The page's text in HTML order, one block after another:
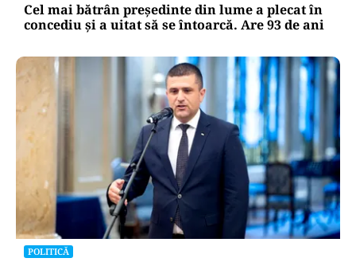
Cel mai bătrân președinte din lume a plecat în
concediu și a uitat să se întoarcă. Are 93 de ani
POLITICĂ